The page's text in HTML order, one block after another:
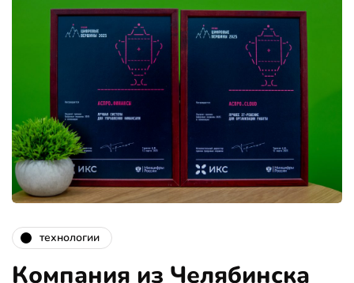
технологии
Компания из Челябинска